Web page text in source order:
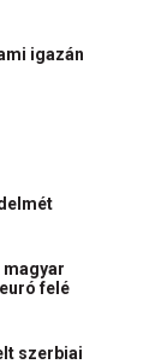
igazán
felé
szerbiai